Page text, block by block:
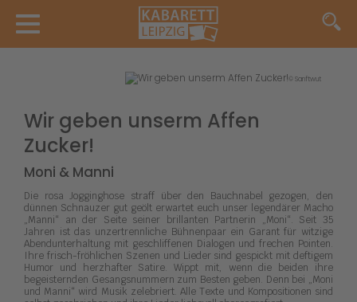
© Sanftwut
Wir geben unserm Affen
Zucker!
Moni & Manni
Die rosa Jogginghose straff über den Bauchnabel gezogen, den
dünnen Schnauzer gut geölt erwartet euch unser legendärer Macho
„Manni“ an der Seite seiner brillanten Partnerin „Moni“. Seit 35
Jahren ist das unzertrennliche Bühnenpaar ein Garant für witzige
Abendunterhaltung mit geschliffenen Dialogen und frechen Pointen.
Ihre frisch-fröhlichen Szenen und Lieder sind gespickt mit deftigem
Humor und herzhafter Satire. Wippt mit, wenn die beiden ihre
begeisternden Gesangsnummern zum Besten geben. Denn bei „Moni
und Manni“ wird Musik zelebriert. Alle Texte und Kompositionen sind